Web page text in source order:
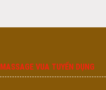
MASSAGE VUA TUYỂN DỤNG